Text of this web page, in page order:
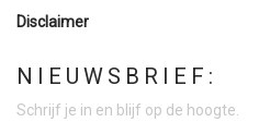
Disclaimer
NIEUWSBRIEF:
Schrijf je in en blijf op de hoogte.